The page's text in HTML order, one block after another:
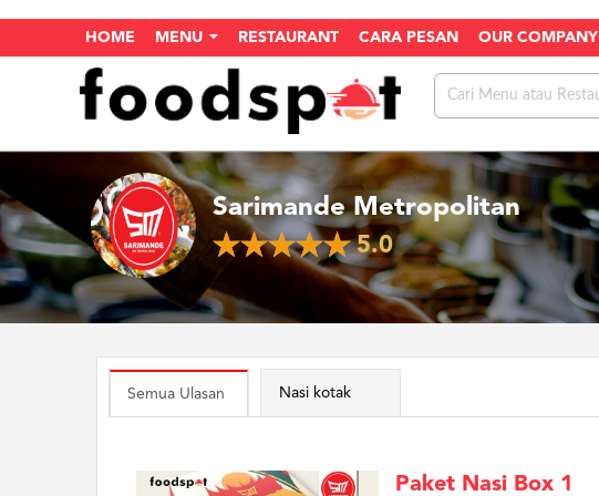
HOME MENU RESTAURANT CARA PESAN OUR COMPANY
Sarimande Metropolitan
5.0
Semua Ulasan Nasi kotak
Paket Nasi Box 1